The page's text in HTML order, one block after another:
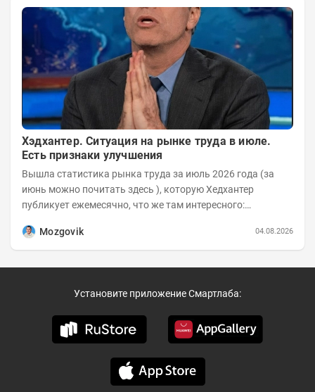
Хэдхантер. Ситуация на рынке труда в июле.
Есть признаки улучшения
Вышла статистика рынка труда за июль 2026 года (за
июнь можно почитать здесь ), которую Хедхантер
публикует ежемесячно, что же там интересного:
Mozgovik
04.08.2026
Установите приложение Смартлаба: